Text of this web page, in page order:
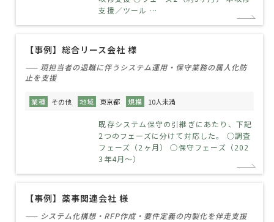
支援／ツール …
【事例】総合リース会社 様
—— 現担当者の退職に伴うシステム運用・保守業務の属人化防
止を支援
業種 その他 地域 東京都 規模 10人未満
既存システム保守の引継ぎにあたり、下記
2つのフェーズに分けて対応した。 ○調査
フェーズ（2ヶ月） ○保守フェーズ（202
3年4月～）
【事例】薬事関連会社 様
—— システム化構想・RFP作成・要件定義の内製化を伴走支援